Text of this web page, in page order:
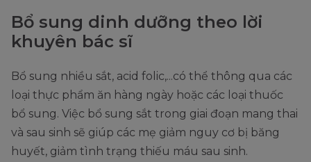
Bổ sung dinh dưỡng theo lời
khuyên bác sĩ
Bổ sung nhiều sắt, acid folic,...có thể thông qua các
loại thực phẩm ăn hàng ngày hoặc các loại thuốc
bổ sung. Việc bổ sung sắt trong giai đoạn mang thai
và sau sinh sẽ giúp các mẹ giảm nguy cơ bị băng
huyết, giảm tình trạng thiếu máu sau sinh.